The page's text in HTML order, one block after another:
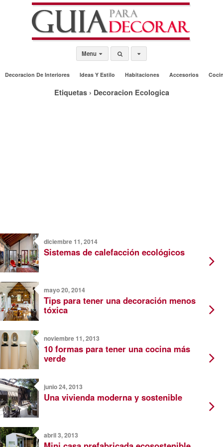
Menu
Decoracion De Interiores Ideas Y Estilo Habitaciones Accesorios
Etiquetas › Decoracion Ecologica
diciembre 11, 2014
Sistemas de calefacción ecológicos
mayo 20, 2014
Tips para tener una decoración menos
tóxica
noviembre 11, 2013
10 formas para tener una cocina más
verde
junio 24, 2013
Una vivienda moderna y sostenible
abril 3, 2013